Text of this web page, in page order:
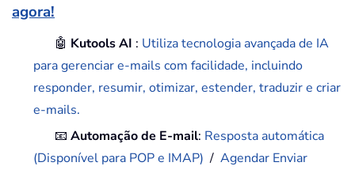
agora!
🤖 Kutools AI : Utiliza tecnologia avançada de IA
para gerenciar e-mails com facilidade, incluindo
responder, resumir, otimizar, estender, traduzir e criar
e-mails.
📧Automação de E-mail: Resposta automática
(Disponível para POP e IMAP) /Agendar Enviar